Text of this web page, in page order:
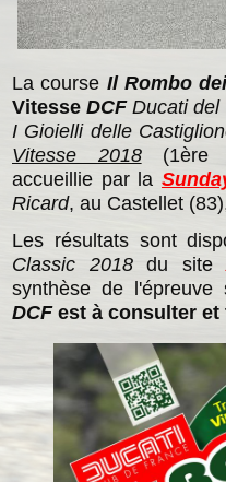
La course Il Rombo
Vitesse DCF Ducati del
I Gioielli delle
Vitesse 2018(1ère
accueillie par la
Ricard, au Castellet
Les résultats sont
Classic 2018du site
synthèse de
DCFest à consulter et